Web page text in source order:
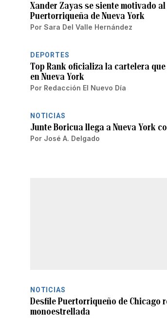
Xander Zayas se siente motivado
Puertorriqueña de Nueva York
Por Sara Del Valle Hernández
DEPORTES
Top Rank oficializa la cartelera
en Nueva York
Por Redacción El Nuevo Día
NOTICIAS
Junte Boricua llega a Nueva York
Por José A. Delgado
NOTICIAS
Desfile Puertorriqueño de Chicago
monoestrellada